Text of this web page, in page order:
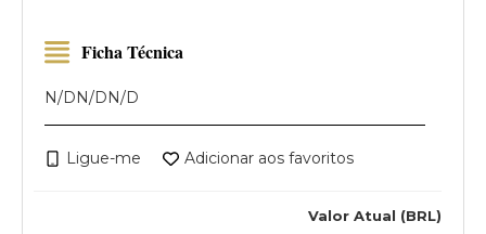
Valor Atual (BRL)
Ficha Técnica
N/DN/DN/D
Ligue-me Adicionar aos favoritos